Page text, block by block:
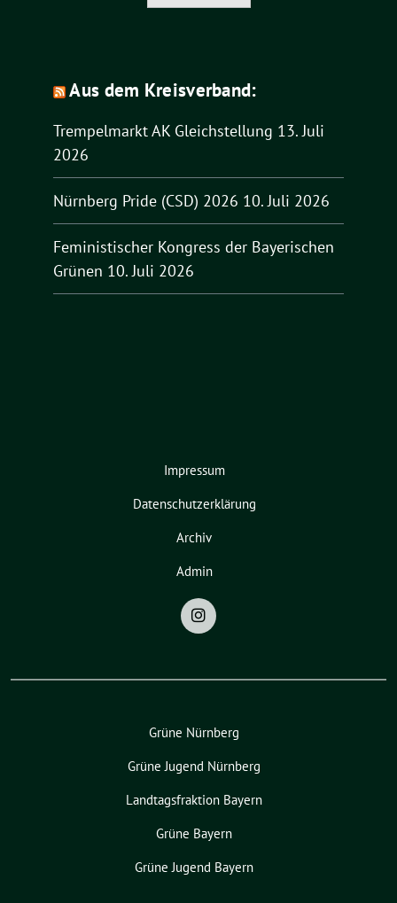
Aus dem Kreisverband:
Trempelmarkt AK Gleichstellung 13. Juli
2026
Nürnberg Pride (CSD) 2026 10. Juli 2026
Feministischer Kongress der Bayerischen
Grünen 10. Juli 2026
Impressum
Datenschutzerklärung
Archiv
Admin
Grüne Nürnberg
Grüne Jugend Nürnberg
Landtagsfraktion Bayern
Grüne Bayern
Grüne Jugend Bayern